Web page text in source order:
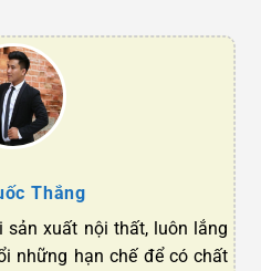
Thắng
xuất nội thất, luôn lắng
những hạn chế để có chất